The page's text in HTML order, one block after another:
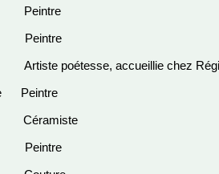
Peintre
Peintre
poétesse, accueillie chez
Peintre
Céramiste
Peintre